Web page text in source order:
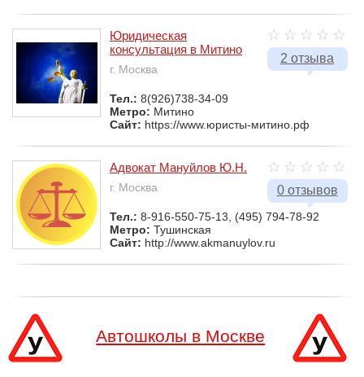
2 отзыва
Юридическая
консультация в Митино
г. Москва
Тел.: 8(926)738-34-09
Метро: Митино
Сайт: https://www.юристы-митино.рф
0 отзывов
Адвокат Мануйлов Ю.Н.
г. Москва
Тел.: 8-916-550-75-13, (495) 794-78-92
Метро: Тушинская
Сайт: http://www.akmanuylov.ru
Автошколы в Москве